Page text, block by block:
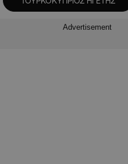
Advertisement